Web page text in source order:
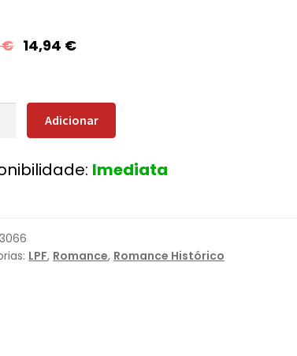
€ 14,94 €
Adicionar
Imediata
LPF, Romance, Romance Histórico